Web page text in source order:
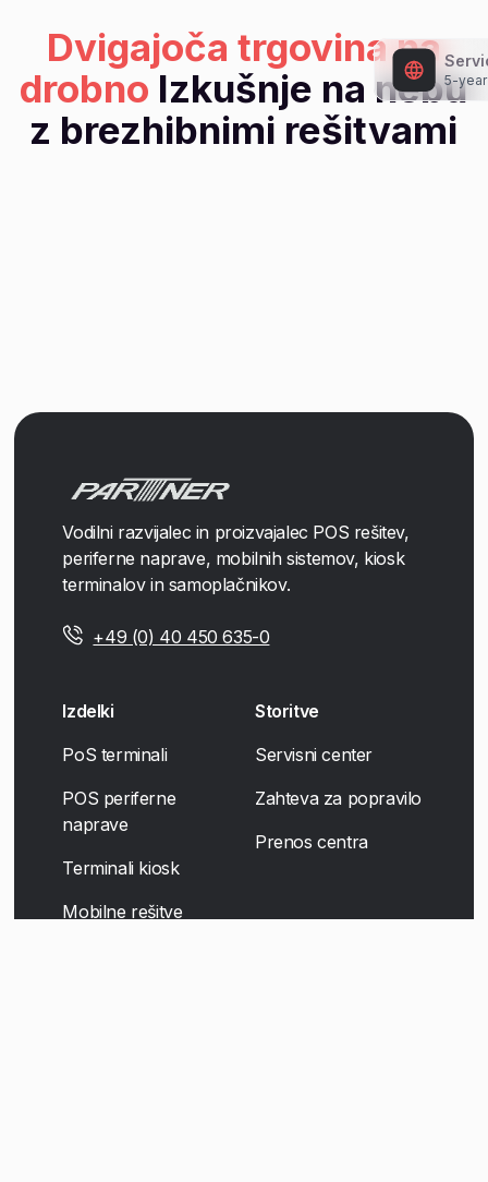
Dvigajoča trgovina na
drobno Izkušnje na nebu
z brezhibnimi rešitvami
5-
Vodilni razvijalec in proizvajalec POS rešitev,
periferne naprave, mobilnih sistemov, kiosk
terminalov in samoplačnikov.
+49 (0) 40 450 635-0
Izdelki
PoS terminali
POS periferne
naprave
Terminali kiosk
Mobilne rešitve
Storitve
Servisni center
Zahteva za popravilo
Prenos centra